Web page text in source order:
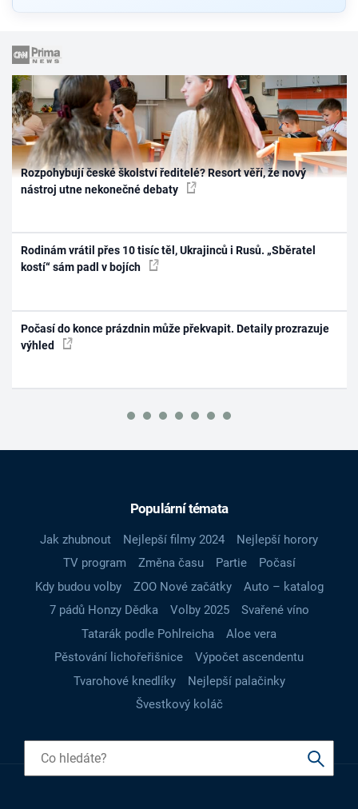
Rozpohybují české školství ředitelé? Resort věří, že nový
nástroj utne nekonečné debaty
Rodinám vrátil přes 10 tisíc těl, Ukrajinců i Rusů. „Sběratel
kostí“ sám padl v bojích
Počasí do konce prázdnin může překvapit. Detaily prozrazuje
výhled
Populární témata
Jak zhubnout Nejlepší filmy 2024
Nejlepší horory
TV program
Změna času Partie
Počasí
Kdy budou volby
ZOO Nové začátky
Auto – katalog
7 pádů Honzy Dědka
Volby 2025
Svařené víno
Tatarák podle Pohlreicha
Aloe vera
Pěstování lichořeřišnice
Výpočet ascendentu
Tvarohové knedlíky
Nejlepší palačinky
Švestkový koláč